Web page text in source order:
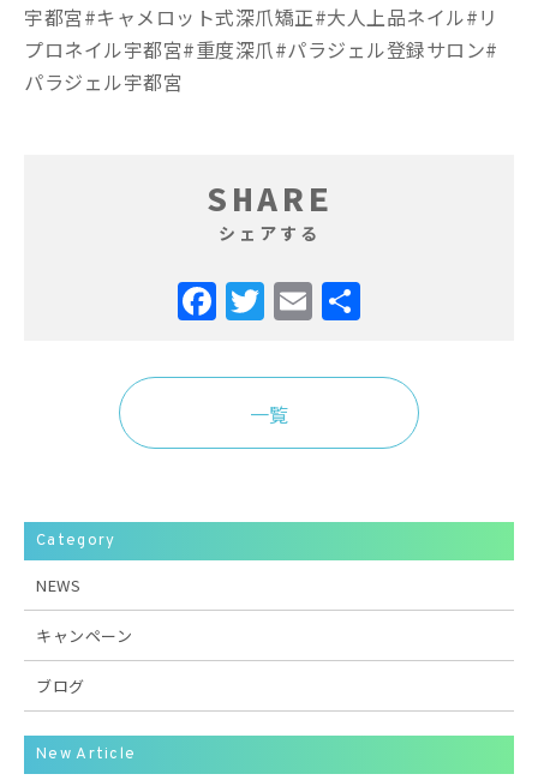
宇都宮#キャメロット式深爪矯正#大人上品ネイル#リ
プロネイル宇都宮#重度深爪#パラジェル登録サロン#
パラジェル宇都宮
SHARE
シェアする
Facebook
Twitter
Email
一覧
Category
NEWS
キャンペーン
ブログ
New Article